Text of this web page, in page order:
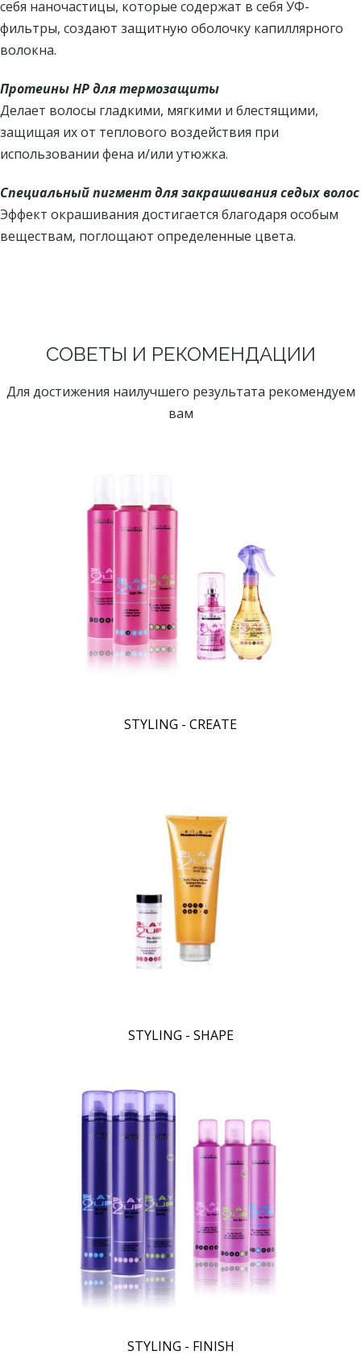
себя наночастицы, которые содержат в себя УФ-
фильтры, создают защитную оболочку капиллярного
волокна.
Протеины HP для термозащиты
Делает волосы гладкими, мягкими и блестящими,
защищая их от теплового воздействия при
использовании фена и/или утюжка.
Специальный пигмент для закрашивания седых волос
Эффект окрашивания достигается благодаря особым
веществам, поглощают определенные цвета.
СОВЕТЫ И РЕКОМЕНДАЦИИ
Для достижения наилучшего результата рекомендуем
вам
STYLING - CREATE
STYLING - SHAPE
STYLING - FINISH